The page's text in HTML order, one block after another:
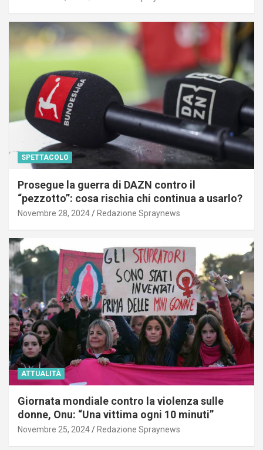
SPETTACOLO
Prosegue la guerra di DAZN contro il
“pezzotto”: cosa rischia chi continua a usarlo?
Novembre 28, 2024 Redazione Spraynews
ATTUALITÀ
Giornata mondiale contro la violenza sulle
donne, Onu: “Una vittima ogni 10 minuti”
Novembre 25, 2024 Redazione Spraynews